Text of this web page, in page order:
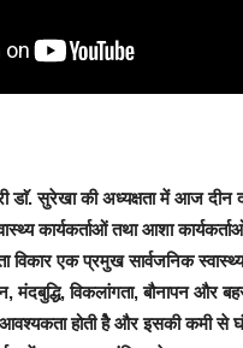
डाॅ. सुरेखा की अध्यक्षता में आज
कार्यकर्ताओं तथा आशा
विकार एक प्रमुख सार्वजनिक
मंदबुद्धि, विकलांगता, बौनापन और
होती हैे और इसकी कमी से